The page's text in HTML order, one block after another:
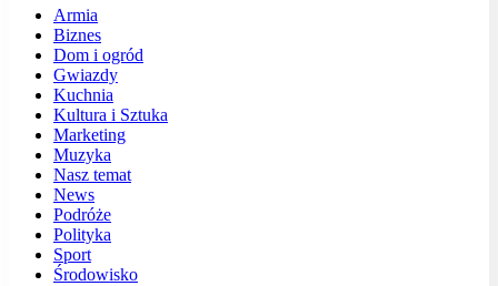
Armia
Biznes
Dom i ogród
Gwiazdy
Kuchnia
Kultura i Sztuka
Marketing
Muzyka
Nasz temat
News
Podróże
Polityka
Sport
Środowisko